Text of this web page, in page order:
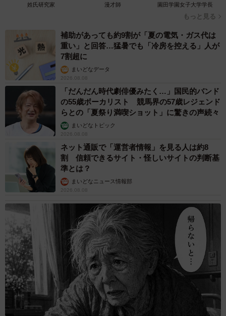
姓氏研究家 漫才師 園田学園女子大学学長
もっと見る
補助があっても約9割が「夏の電気・ガス代は
重い」と回答…猛暑でも「冷房を控える」人が
7割超に
まいどなデータ
2026.08.08
「だんだん時代劇俳優みたく…」国民的バンド
の55歳ボーカリスト 競馬界の57歳レジェンド
らとの「夏祭り満喫ショット」に驚きの声続々
まいどなトピック
2026.08.08
ネット通販で「運営者情報」を見る人は約8
割 信頼できるサイト・怪しいサイトの判断基
準とは？
まいどなニュース情報部
2026.08.08